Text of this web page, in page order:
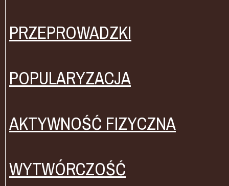
PRZEPROWADZKI
POPULARYZACJA
AKTYWNOŚĆ FIZYCZNA
WYTWÓRCZOŚĆ